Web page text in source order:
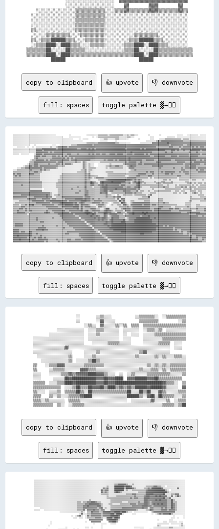
                ░░░░░░░░░░░░░░░░░░░░    ▓▓        ▓▓▓▓        ▓▓
    ░░░░░░░░░░░░░░░░▒▒▒▒▒▒▒▒▒▒▒▒░░░░▒▒▒▒▓▓▒▒▒▒▒▒▒▒▓▓▓▓▒▒▒▒▒▒▒▒▓▓▒▒
  ░░░░░░░░░░░░░░░░░░▒▒▒▒▒▒▒▒▒▒▒▒░░░░░░░░░░░░░░░░░░░░░░░░░░░░░░░░░░
  ░░░░░░░░░░░░░░░░░░▒▒▒▒▒▒▒▒▒▒▒▒░░░░░░░░░░░░░░░░░░░░░░░░░░░░░░░░░░
  ░░░░░░░░░░░░░░░░░░▒▒▒▒▒▒▒▒▒▒▒▒░░░░░░░░░░░░░░░░░░░░░░░░░░░░░░░░░░
  ▒▒░░░░░░░░░░░░░░░░▒▒▒▒▒▒▒▒▒▒▒▒░░░░░░░░░░░░░░░░░░░░░░░░░░░░░░░░░░
  ░░░░░░▒▒▒▒▒▒▒▒▒▒░░░░▒▒▒▒▒▒▒▒▒▒░░░░░░░░░░░░▒▒▒▒▒▒▒▒▒▒░░░░░░░░░░░░
  ▒▒░░▒▒▒▒██████▒▒▒▒░░░░▒▒▒▒▒▒▒▒░░░░░░░░░░▒▒▒▒██████▒▒▒▒░░░░░░░░░░
  ░░▒▒▒▒████░░████▒▒▒▒░░░░▒▒▒▒▒▒░░░░░░░░▒▒▒▒████░░████▒▒▒▒░░░░░░░░
▒▒▒▒▒▒▒▒██░░░░░░██▒▒▒▒▒▒░░░░░░░░░░░░░░░░▒▒▒▒██░░░░░░██▒▒▒▒▒▒▒▒▒▒▒▒▒▒
▒▒▒▒▒▒▒▒████░░████▒▒▒▒▒▒▒▒▒▒▒▒▒▒▒▒▒▒▒▒▒▒▒▒▒▒████░░████▒▒▒▒▒▒▒▒▒▒▒▒▒▒
copy to clipboard 👍 upvote 👎 downvote
fill: spaces toggle palette ▓→✊🏽
copy to clipboard 👍 upvote 👎 downvote
fill: spaces toggle palette ▓→✊🏽
                      ░░        ░░▒▒░░░░            ░░▒▒▒▒▒▒▒▒░░  ░░▒▒▒▒▒▒▒▒▒▒
                      ░░        ░░▓▓░░░░░░            ▒▒▒▒▒▒▒▒▒▒          ░░▒▒
                          ░░▒▒░░  ▓▓░░░░░░▒▒░░▒▒  ▒▒▒▒  ▒▒▒▒▒▒▒▒▒▒▒▒▒▒▒▒▒▒▒▒▒▒
            ░░░░░░░░░░░░░░  ░░░░▒▒▒▒░░░░░░░░  ░░░░░░░░  ░░▒▒▒▒░░▒▒  ░░░░░░░░░░
        ░░░░░░░░░░░░░░░░░░  ░░░░▒▒░░░░░░░░░░  ░░  ░░░░  ░░░░░░▒▒▒▒▒▒▒▒▒▒▒▒▒▒▒▒
░░░░░░░░░░░░░░░░░░░░░░░░░░  ░░░░░░░░░░░░░░░░  ░░░░      ░░░░░░░░░░▒▒▒▒▒▒▒▒▒▒▒▒
░░░░░░░░░░░░░░░░░░░░░░░░░░    ░░░░░░░░▒▒▒▒▒▒░░░░░░      ░░░░░░░░▒▒▒▒▒▒  ░░░░
░░░░░░░░░░░░░░░░▓▓░░░░░░░░░░░░░░░░░░░░░░░░░░░░░░░░░░░░░░░░░░░░░░░░░░░░  ░░░░
░░░░░░░░░░░░░░░░░░░░      ░░░░░░▒▒░░░░░░░░░░░░░░░░░░░░▒▒▓▓░░░░░░░░░░░░
  ░░░░░░░░░░░░░░░░▒▒      ░░░░▒▒░░░░░░░░░░░░░░░░░░░░▒▒░░░░░░░░▒▒░░▒▒░░░░▒▒▒▒░░
    ░░░░░░░░░░░░░░▒▒  ░░░░░░▒▒██▒▒░░░░░░░░░░░░░░░░░░░░░░░░░░░░░░░░░░░░░░░░░░░░
▒▒    ░░▒▒▒▒▓▓▓▓░░░░░░░░░░▒▒▒▒▒▒▒▒▒▒░░░░░░░░░░░░░░░░░░░░░░▒▒░░▒▒░░▒▒░░▒▒▒▒▒▒▒▒
▒▒      ░░▒▒▒▒▒▒░░░░░░░░▓▓▓▓▒▒▒▒░░░░░░░░░░░░░░░░░░░░░░▒▒░░░░▒▒▒▒░░▒▒░░▒▒▒▒▒▒▒▒
░░░░    ░░░░░░▒▒▒▒▓▓▒▒▓▓▓▓▓▓████▓▓▓▓▒▒░░░░  ░░  ░░▒▒░░░░░░▒▒▒▒▒▒▒▒▒▒▒▒░░░░░░▒▒
░░░░      ░░░░░░██▓▓████████████▓▓▓▓██▓▓▓▓████  ▓▓▓▓██████▓▓▓▓██▒▒▒▒▒▒▒▒▒▒▒▒
▒▒▒▒▒▒  ░░░░▒▒▒▒████▓▓██████████▓▓▓▓██▓▓▓▓████████████████████████▓▓▒▒▒▒░░  ▒▒
▒▒▒▒▒▒▒▒▒▒▒▒▒▒  ░░░░▒▒██▒▒▒▒██▓▓▓▓██▒▒████▒▒▓▓▒▒▓▓▒▒██████▓▓██████▓▓░░░░░░  ▓▓
▒▒░░░░  ░░░░▒▒  ▒▒▒▒▒▒██▒▒░░██▒▒▒▒▒▒▒▒▒▒▒▒▒▒▒▒▒▒██░░░░██▒▒██░░░░▓▓▒▒░░░░░░▒▒▒▒
▒▒▒▒    ▒▒░░▒▒░░░░▒▒▒▒▒▒▓▓████░░░░░░░░░░░░░░░░░░██████▒▒░░▓▓██░░██▒▒▒▒▒▒░░░░▒▒
▒▒▒▒░░▒▒░░░░░░░░  ▒▒▒▒▒▒░░░░░░░░░░░░░░░░░░░░░░░░  ░░░░░░░░░░▓▓░░░░░░▒▒  ░░▒▒▒▒
copy to clipboard 👍 upvote 👎 downvote
fill: spaces toggle palette ▓→✊🏽
░░░░░░░░░░░░░░░░░░░░░░░░░░░░░░░░░░░░░░░░░░░░░░░░░░░░░░░░░░░░░░░░░░░░░░░░░░░░░░░░░░▒▒▒▒▓▓▓▓▓▓▓▓▒▒░░░░▒▒░░░░░░░░░░░░░░░░░░░░░░░░░░░░░░░░░░░░░░░░░░░░░░░░░░░░
░░░░░░░░░░░░░░░░░░░░░░░░░░░░░░░░░░░░░░░░░░░░░░░░░░░░░░░░░░░░░░░░░░░░░░░░░░▒▒░░░░░░██████████▓▓████▓▓░░░░░░░░░░░░░░▒▒▒▒▒▒▒▒▓▓▓▓▒▒▒▒░░░░  ░░░░░░░░░░░░░░░░░░
░░░░░░░░░░░░░░░░░░░░░░░░░░░░░░░░░░░░░░░░░░░░░░░░░░░░░░░░░░░░░░░░░░░░░░▓▓▒▒▓▓░░░░░░██████████▒▒██████▓▓▒▒░░░░░░░░▒▒▒▒▓▓▒▒██████████▓▓░░░░░░░░░░░░░░▓▓░░░░░░
░░░░░░░░░░░░░░░░░░░░░░░░░░░░░░░░░░░░░░░░░░░░░░░░░░░░░░░░░░░░░░░░░░░░██▒▒▓▓▓▓░░░░░░██████████░░▒▒░░░░▒▒▒▒▒▒▒▒▒▒▒▒▒▒▓▓██████████████████▒▒░░  ░░░░░░░░░░░░░░
░░░░░░░░░░░░░░░░░░░░░░░░░░░░░░░░░░░░░░░░░░░░░░░░░░░░░░░░░░░░░░░░░░  ██▒▒▓▓▒▒░░░░░░▓▓██▓▓▒▒░░░░░░░░░░░░░░░░▒▒▒▒▒▒▒▒██████████████████████▒▒░░░░░░░░░░░░░░░░
░░░░░░░░░░░░░░░░░░░░░░░░░░░░░░░░░░░░░░░░░░░░░░░░░░░░░░░░░░░░░░░░░░░░▒▒▒▒▒▒▒▒░░░░░░░░░░░░░░░░░░▒▒▒▒▒▒▓▓▓▓▒▒▒▒▒▒▒▒▒▒████████▓▓▓▓▓▓▓▓▓▓██░░░░░░▒▒▒▒▓▓▓▓░░░░░░
░░░░░░░░░░░░░░░░░░░░░░░░░░░░░░░░░░░░░░░░░░░░░░░░░░░░░░░░░░░░░░░░░░░░░░░░░░▒▒░░░░░░░░▒▒▒▒▒▒▒▒▒▒▒▒▒▒▒▒▒▒▓▓▒▒▒▒▒▒▒▒▓▓████▓▓▓▓▓▓██▓▓██▓▓▓▓▓▓░░░░▓▓░░▒▒██▒▒░░░░
░░░░░░░░░░░░░░░░░░░░░░░░░░░░░░░░░░░░░░░░░░░░░░░░░░░░░░░░░░░░░░░░░░░░░░░░░░▒▒▒▒▒▒▒▒▒▒▒▒▒▒▒▒▒▒▒▒▒▒▒▒▓▓▒▒▓▓▓▓▒▒▒▒▒▒██████▓▓▓▓▓▓▓▓▓▓▓▓▓▓██▒▒▒▒▓▓░░░░░░░░░░░░░░
░░░░░░░░░░░░░░░░░░░░░░░░░░░░░░░░░░░░░░░░░░░░░░░░░░░░░░░░▒▒░░░░░░░░░░░░░░░░░░░░▒▒▒▒▒▒▒▒▒▒▒▒▒▒▒▒▒▒▒▒▒▒▒▒▒▒▒▒▒▒▒▒▒▒████▓▓▓▓▓▓▓▓██▓▓██▓▓▓▓▓▓▒▒▒▒██▒▒░░░░░░░░░░
░░░░░░░░░░░░░░░░░░░░░░░░░░░░░░░░░░░░░░░░░░░░▒▒▒▒░░▒▒▒▒▓▓▓▓████▓▓▒▒▒▒░░░░░░░░░░▒▒▒▒▒▒▒▒▒▒▒▒░░░░░░▒▒▒▒▒▒▒▒▒▒▓▓▒▒▒▒████▓▓▒▒▓▓▓▓▓▓▓▓▓▓▓▓▓▓▓▓▒▒▒▒██▒▒▒▒░░░░░░░░
░░░░░░░░░░░░░░░░░░░░░░░░░░░░░░░░░░░░░░░░░░░░▒▒▒▒▒▒▒▒▓▓▓▓██████████▓▓▒▒░░░░░░▒▒▒▒░░░░░░░░▒▒▒▒▒▒▒▒▒▒▓▓▓▓▓▓▒▒▓▓▓▓▓▓████▓▓▒▒▓▓██▓▓██▓▓██▓▓▓▓▒▒▒▒██▓▓▒▒░░░░░░░░
░░░░░░░░░░░░░░░░░░░░░░░░░░░░░░░░░░░░░░░░░░░░▒▒▒▒▒▒▓▓▓▓██▓▓▓▓▓▓▓▓████▒▒░░░░░░░░▒▒▒▒▒▒▒▒▒▒▒▒▒▒▒▒▒▒▒▒▒▒▓▓▓▓▓▓▓▓▓▓██████▓▓▓▓▒▒▓▓▓▓▓▓▓▓▓▓▓▓▓▓▒▒▒▒██▓▓▒▒░░░░░░░░
      ░░░░░░░░░░░░░░░░░░░░░░░░░░░░░░░░░░░░░░▒▒▒▒▒▒▓▓▓▓▓▓▓▓▓▓▓▓▓▓▒▒▓▓██░░▒▒░░░░▒▒▒▒▒▒▒▒▒▒▒▒▓▓▓▓▓▓▓▓▓▓▓▓▓▓▓▓▓▓▓▓██▓▓▓▓░░▓▓▓▓▒▒▒▒▒▒▒▒▓▓▒▒▓▓▒▒▒▒██▓▓▒▒░░░░░░░░
░░░░░░    ░░░░░░░░░░░░░░░░░░░░░░░░░░░░░░░░░░▒▒▒▒▒▒▓▓░░▓▓▓▓▓▓██▓▓▓▓▒▒▓▓▓▓░░░░░░▓▓▓▓▓▓▓▓▓▓▓▓▓▓▓▓▓▓▓▓▓▓▓▓▓▓▒▒░░░░░░░░▒▒▒▒██▓▓▒▒▒▒▒▒▒▒▓▓▓▓▓▓▒▒▓▓▓▓▓▓▒▒░░░░░░░░
                          ░░░░░░░░░░░░░░░░░░░░░░▒▒░░  ▒▒▒▒██▓▓▓▓▓▓▒▒▒▒████████▓▓▓▓██████▓▓████▒▒░░░░  ░░░░░░░░░░░░░░    ▒▒▓▓▓▓▓▓▓▓▓▓▓▓▓▓▓▓▓▓▓▓▓▓░░░░░░░░░░
                                              ░░▓▓░░░░▒▒▒▒▓▓▓▓▓▓▓▓▓▓▒▒▓▓▓▓▓▓▓▓████▒▒██████░░        ░░░░                ░░  ░░▒▒▓▓▒▒▓▓▓▓▓▓██▒▒░░░░░░░░░░░░
                                      ░░  ░░▒▒▓▓░░  ░░▓▓▒▒▓▓▓▓▓▓▓▓▓▓▒▒▓▓▓▓▓▓▓▓████████▓▓                                                      ░░        ░░
                                        ░░░░  ░░░░  ░░▒▒▒▒▒▒▒▒▓▓▓▓▓▓▒▒░░░░██████▒▒████▓▓                                                    ░░░░  ░░    ░░
                                                        ▓▓▓▓▓▓▓▓▓▓▓▓▓▓    ▓▓████████▓▓░░                                      ░░          ░░░░
                ░░                                  ░░    ▓▓▓▓▓▓▓▓▓▓        ▓▓▓▓████▒▒                                              ░░░░  ░░░░░░░░  ░░░░